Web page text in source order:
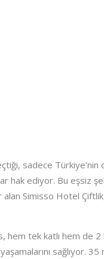
sadece
hak ediyor. Bu eşsiz
Simisso Hotel
hem tek katlı hem de
sağlıyor.